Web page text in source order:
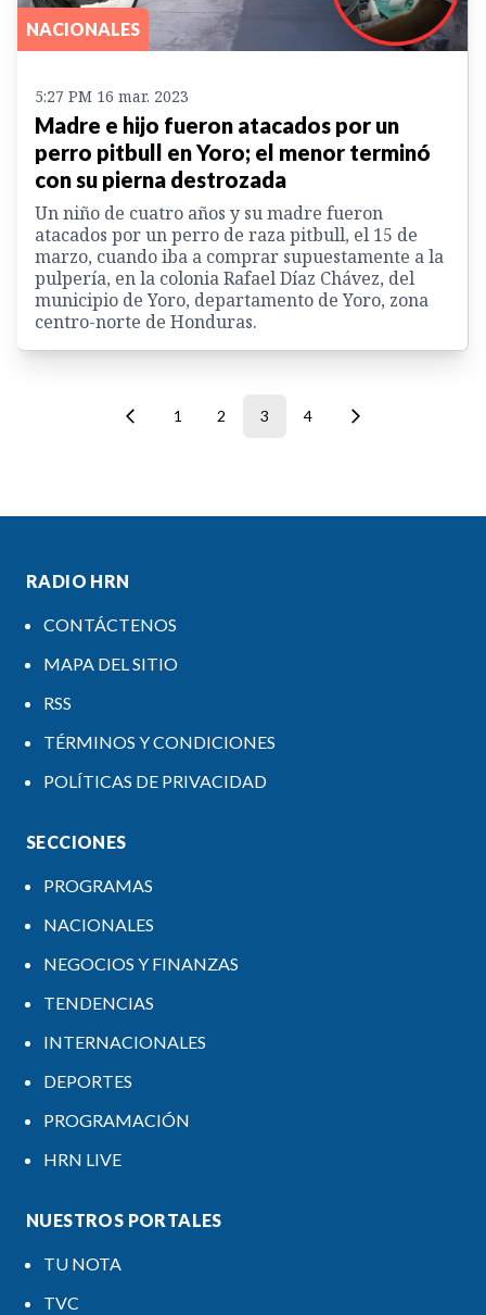
NACIONALES
5:27 PM 16 mar. 2023
Madre e hijo fueron atacados por un
perro pitbull en Yoro; el menor terminó
con su pierna destrozada
Un niño de cuatro años y su madre fueron
atacados por un perro de raza pitbull, el 15 de
marzo, cuando iba a comprar supuestamente a la
pulpería, en la colonia Rafael Díaz Chávez, del
municipio de Yoro, departamento de Yoro, zona
centro-norte de Honduras.
1 2 3 4
RADIO HRN
CONTÁCTENOS
MAPA DEL SITIO
RSS
TÉRMINOS Y CONDICIONES
POLÍTICAS DE PRIVACIDAD
SECCIONES
PROGRAMAS
NACIONALES
NEGOCIOS Y FINANZAS
TENDENCIAS
INTERNACIONALES
DEPORTES
PROGRAMACIÓN
HRN LIVE
NUESTROS PORTALES
TU NOTA
TVC